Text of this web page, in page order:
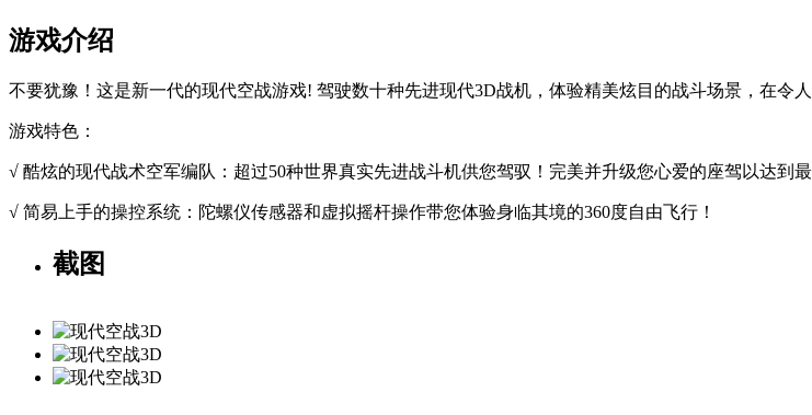
游戏介绍
不要犹豫！这是新一代的现代空战游戏! 驾驶数十种先进现代3D战机，体验精美炫目的战斗场景，在令
游戏特色：
√ 酷炫的现代战术空军编队：超过50种世界真实先进战斗机供您驾驭！完美并升级您心爱的座驾以达到最
√ 简易上手的操控系统：陀螺仪传感器和虚拟摇杆操作带您体验身临其境的360度自由飞行！
截图